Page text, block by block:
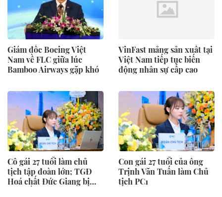
Giám đốc Boeing Việt
Nam về FLC giữa lúc
Bamboo Airways gặp khó
VinFast mảng sản xuất tại
Việt Nam tiếp tục biến
động nhân sự cấp cao
Cô gái 27 tuổi làm chủ
tịch tập đoàn lớn; TGĐ
Hoá chất Đức Giang bị
Con gái 27 tuổi của ông
Trịnh Văn Tuấn làm Chủ
tịch PC1